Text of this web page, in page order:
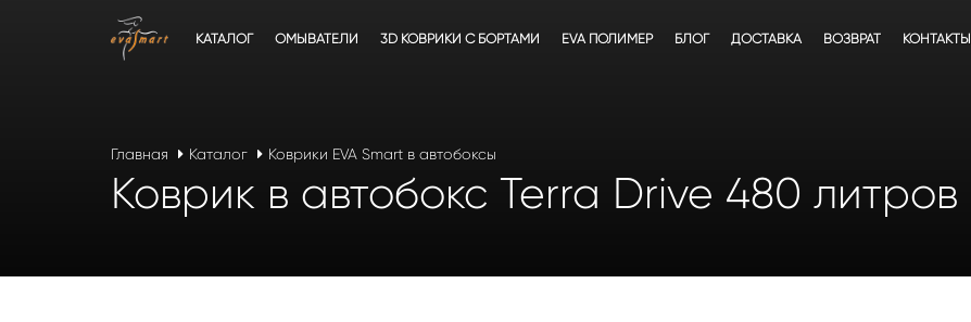
КАТАЛОГ ОМЫВАТЕЛИ 3D КОВРИКИ C БОРТАМИ EVA ПОЛИМЕР БЛОГ ДОСТАВКА ВОЗВРАТ КОНТАКТЫ
Главная Каталог Коврики EVA Smart в автобоксы
Коврик в автобокс Terra Drive 480 литров